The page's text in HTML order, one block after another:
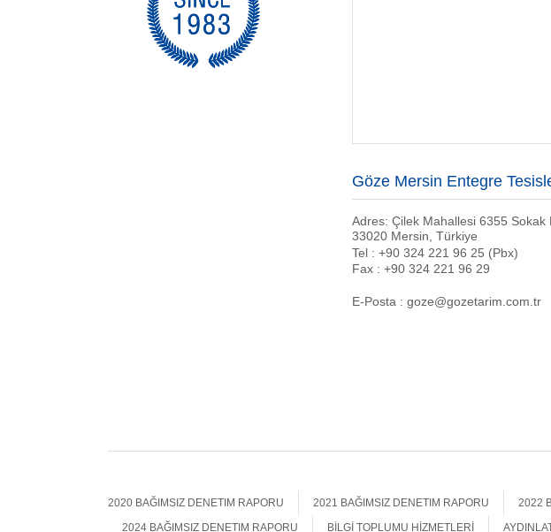
Göze Mersin Entegre
Adres: Çilek Mahallesi 6355 Sokak
33020 Mersin, Türkiye
Tel : +90 324 221 96 25 (Pbx)
Fax : +90 324 221 96 29
E-Posta : goze@gozetarim.com.tr
2020 BAĞIMSIZ DENETIM RAPORU 2021 BAĞIMSIZ DENETIM RAPORU 2022
2024 BAĞIMSIZ DENETIM RAPORU
BİLGİ TOPLUMU HİZMETLERİ